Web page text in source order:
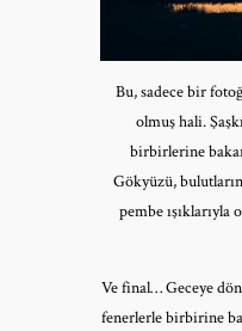
Bu, sadece bir
olmuş hali.
birbirlerine
Gökyüzü,
pembe
Ve final… Geceye
fenerlerle birbirine